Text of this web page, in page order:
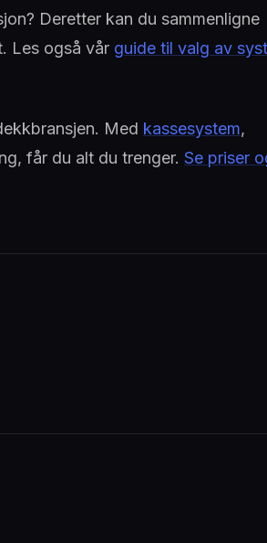
Deretter kan du sammenligne
Les også vår guide til valg av
Med kassesystem,
får du alt du trenger. Se priser